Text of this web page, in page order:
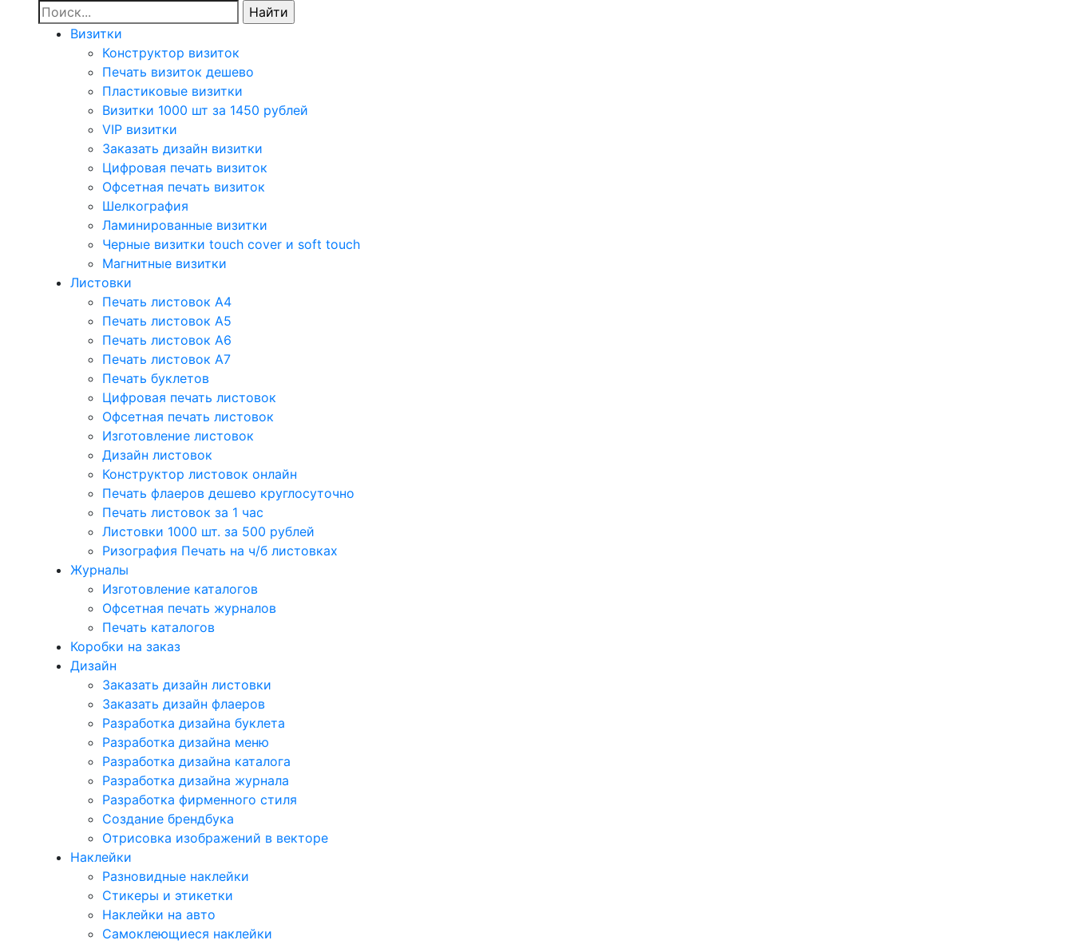
Визитки
Конструктор визиток
Печать визиток дешево
Пластиковые визитки
Визитки 1000 шт за 1450 рублей
VIP визитки
Заказать дизайн визитки
Цифровая печать визиток
Офсетная печать визиток
Шелкография
Ламинированные визитки
Черные визитки touch cover и soft touch
Магнитные визитки
Листовки
Печать листовок А4
Печать листовок А5
Печать листовок А6
Печать листовок А7
Печать буклетов
Цифровая печать листовок
Офсетная печать листовок
Изготовление листовок
Дизайн листовок
Конструктор листовок онлайн
Печать флаеров дешево круглосуточно
Печать листовок за 1 час
Листовки 1000 шт. за 500 рублей
Ризография Печать на ч/б листовках
Журналы
Изготовление каталогов
Офсетная печать журналов
Печать каталогов
Коробки на заказ
Дизайн
Заказать дизайн листовки
Заказать дизайн флаеров
Разработка дизайна буклета
Разработка дизайна меню
Разработка дизайна каталога
Разработка дизайна журнала
Разработка фирменного стиля
Создание брендбука
Отрисовка изображений в векторе
Наклейки
Разновидные наклейки
Стикеры и этикетки
Наклейки на авто
Самоклеющиеся наклейки